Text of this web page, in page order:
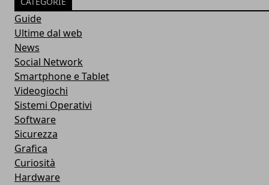
Guide
Ultime dal web
News
Social Network
Smartphone e Tablet
Videogiochi
Sistemi Operativi
Software
Sicurezza
Grafica
Curiosità
Hardware